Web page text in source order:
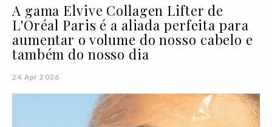
A gama Elvive Collagen Lifter de
L'Oréal Paris é a aliada perfeita para
aumentar o volume do nosso cabelo e
também do nosso dia
24 Apr 2026